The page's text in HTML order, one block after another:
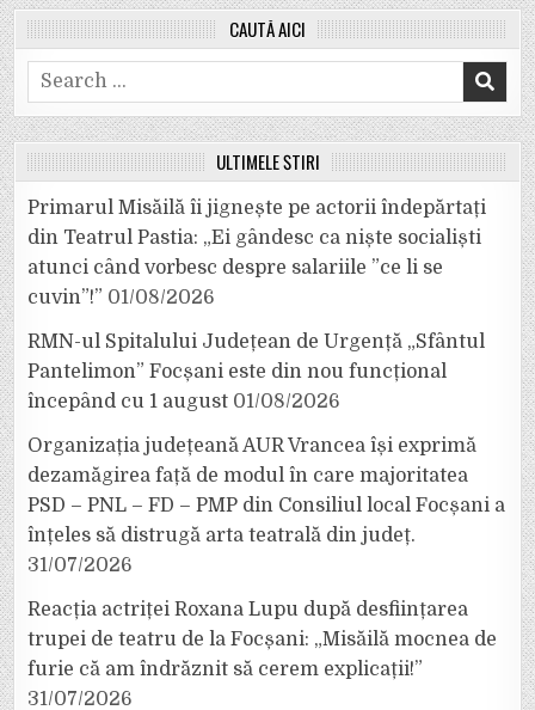
CAUTĂ AICI
Search
for:
ULTIMELE ȘTIRI
Primarul Misăilă îi jignește pe actorii îndepărtați
din Teatrul Pastia: „Ei gândesc ca niște socialiști
atunci când vorbesc despre salariile ”ce li se
cuvin”!” 01/08/2026
RMN-ul Spitalului Județean de Urgență „Sfântul
Pantelimon” Focșani este din nou funcțional
începând cu 1 august 01/08/2026
Organizația județeană AUR Vrancea își exprimă
dezamăgirea față de modul în care majoritatea
PSD – PNL – FD – PMP din Consiliul local Focșani a
înțeles să distrugă arta teatrală din județ.
31/07/2026
Reacția actriței Roxana Lupu după desființarea
trupei de teatru de la Focșani: „Misăilă mocnea de
furie că am îndrăznit să cerem explicații!”
31/07/2026